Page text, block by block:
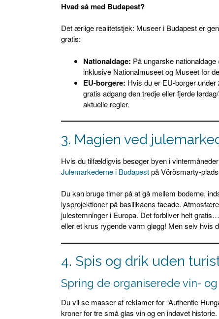
Hvad så med Budapest?
Det ærlige realitetstjek: Museer i Budapest er
gratis:
Nationaldage: På ungarske
inklusive Nationalmuseet og Museet for
EU-borgere: Hvis du er EU-borger
gratis adgang den tredje eller fjerde
aktuelle regler.
3. Magien ved
Hvis du tilfældigvis besøger byen i
Julemarkederne i Budapestpå Vörösmarty-
Du kan bruge timer på at gå mellem boderne,
lysprojektioner på basilikaens facade.
julestemninger i Europa. Det forbliver helt
eller et krus rygende varm gløgg! Men selv hvis
4. Spis og drik uden
Spring de organiserede vin-
Du vil se masser af reklamer for “Authentic
kroner for tre små glas vin og en indøvet historie.